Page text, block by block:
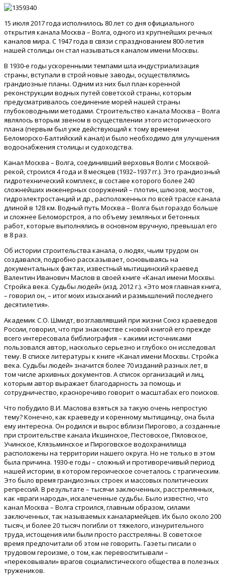
15 июля 2017 года исполнилось 80 лет со дня официального
открытия канала Москва – Волга, одного из крупнейших речных
каналов мира. С 1947 года в связи с празднованием 800-летия
нашей столицы он стал называться каналом имени Москвы.
В 1930-е годы ускоренными темпами шла индустриализация
страны, вступали в строй новые заводы, осуществлялись
грандиозные планы. Одним из них был план коренной
реконструкции водных путей советской страны, которым
предусматривалось соединение морей нашей страны
глубоководными методами. Строительство канала Москва – Волга
являлось вторым звеном в осуществлении этого исторического
плана (первым был уже действующий к тому времени
Беломорско-Балтийский канал) и было необходимо для улучшения
водоснабжения столицы и судоходства.
Канал Москва – Волга, соединивший верховья Волги с Москвой-
рекой, строился 4 года и 8 месяцев (1932–1937 гг.). Это грандиозный
гидротехнический комплекс, в составе которого более 240
сложнейших инженерных сооружений – плотин, шлюзов, мостов,
гидроэлектростанций и др., расположенных по всей трассе канала
длиной в 128 км. Водный путь Москва – Волга был гораздо больше
и сложнее Беломорстроя, а по объему земляных и бетонных
работ, которые выполнялись в основном вручную, превышал его
в 8 раз.
Об истории строительства канала, о людях, чьим трудом он
создавался, подробно рассказывает, основываясь на
документальных фактах, известный мытищинский краевед
Валентин Иванович Маслов в своей книге «Канал имени Москвы.
Стройка века. Судьбы людей» (изд. 2012 г.). «Это моя главная книга,
– говорил он, – итог моих изысканий и размышлений последнего
десятилетия».
Академик С.О. Шмидт, возглавлявший при жизни Союз краеведов
России, говорил, что при знакомстве с новой книгой его прежде
всего интересовала библиография – какими источниками
пользовался автор, насколько серьезно и глубоко он исследовал
тему. В списке литературы к книге «Канал имени Москвы. Стройка
века. Судьбы людей» значится более 70 изданий разных лет, в
том числе архивных документов. А список организаций и лиц,
которым автор выражает благодарность за помощь и
сотрудничество, красноречиво говорит о масштабах его поисков.
Что побудило В.И. Маслова взяться за такую очень непростую
тему? Конечно, как краеведу и коренному мытищинцу, она была
ему интересна. Он родился и вырос вблизи Пирогово, а созданные
при строительстве канала Икшинское, Пестовское, Пяловское,
Учинское, Клязьминское и Пироговское водохранилища
расположены на территории нашего округа. Но не только в этом
была причина. 1930-е годы – сложный и противоречивый период
нашей истории, в котором героическое сочеталось с трагическим.
Это было время грандиозных строек и массовых политических
репрессий. В результате – тысячи заключенных, расстрелянных,
как «враги народа», искалеченные судьбы. Было известно, что
канал Москва – Волга строился, главным образом, силами
заключенных, так называемых каналармейцев. Их было около 200
тысяч, и более 20 тысяч погибли от тяжелого, изнурительного
труда, истощения или были просто расстреляны. В советское
время предпочитали об этом не говорить. Газеты писали о
трудовом героизме, о том, как перевоспитывали –
«перековывали» врагов социалистического общества в полезных
тружеников.